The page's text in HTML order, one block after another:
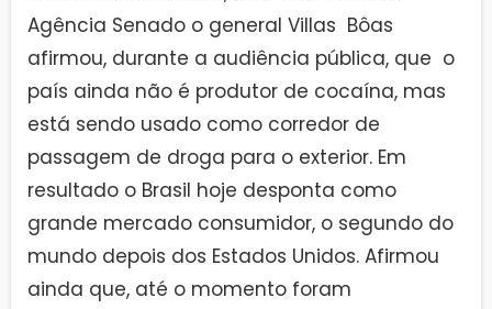
Agência Senado o general Villas Bôas
afirmou, durante a audiência pública, que o
país ainda não é produtor de cocaína, mas
está sendo usado como corredor de
passagem de droga para o exterior. Em
resultado o Brasil hoje desponta como
grande mercado consumidor, o segundo do
mundo depois dos Estados Unidos. Afirmou
ainda que, até o momento foram